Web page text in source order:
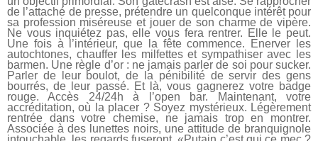
de l’attaché de presse, prétendre un quelconque intérêt pour
sa profession miséreuse et jouer de son charme de vipère.
Ne vous inquiétez pas, elle vous fera rentrer. Elle le peut.
Une fois à l’intérieur, que la fête commence. Enerver les
autochtones, chauffer les milfettes et sympathiser avec les
barmen. Une règle d’or : ne jamais parler de soi pour sucker.
Parler de leur boulot, de la pénibilité de servir des gens
bourrés, de leur passé. Et là, vous gagnerez votre badge
rouge. Accès 24/24h à l’open bar. Maintenant, votre
accréditation, où la placer ? Soyez mystérieux. Légèrement
rentrée dans votre chemise, ne jamais trop en montrer.
Associée à des lunettes noirs, une attitude de branquignole